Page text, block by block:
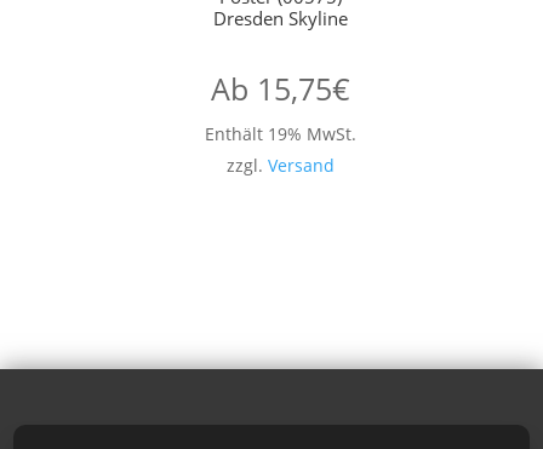
Dresden Skyline
Ab 15,75€
Enthält 19% MwSt.
zzgl. Versand